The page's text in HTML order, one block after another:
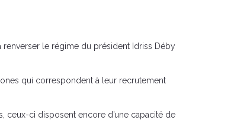
renverser le régime du président Idriss Déby
qui correspondent à leur recrutement
ceux-ci disposent encore d’une capacité de